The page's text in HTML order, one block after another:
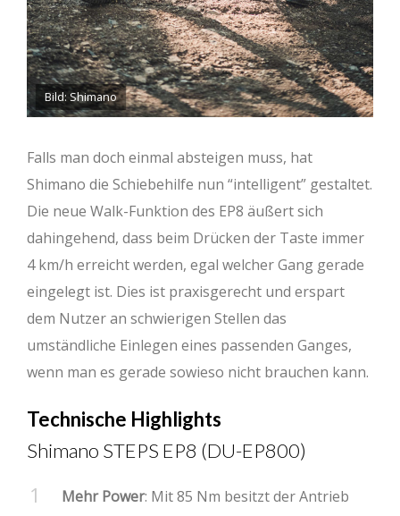
Bild: Shimano
Falls man doch einmal absteigen muss, hat
Shimano die Schiebehilfe nun “intelligent” gestaltet.
Die neue Walk-Funktion des EP8 äußert sich
dahingehend, dass beim Drücken der Taste immer
4 km/h erreicht werden, egal welcher Gang gerade
eingelegt ist. Dies ist praxisgerecht und erspart
dem Nutzer an schwierigen Stellen das
umständliche Einlegen eines passenden Ganges,
wenn man es gerade sowieso nicht brauchen kann.
Technische Highlights
Shimano STEPS EP8 (DU-EP800)
Mehr Power: Mit 85 Nm besitzt der Antrieb